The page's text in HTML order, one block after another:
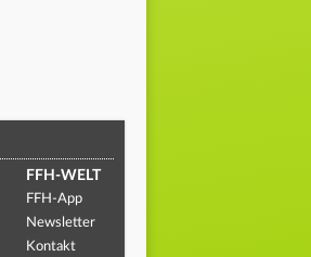
FFH-WELT
FFH-App
Newsletter
Kontakt